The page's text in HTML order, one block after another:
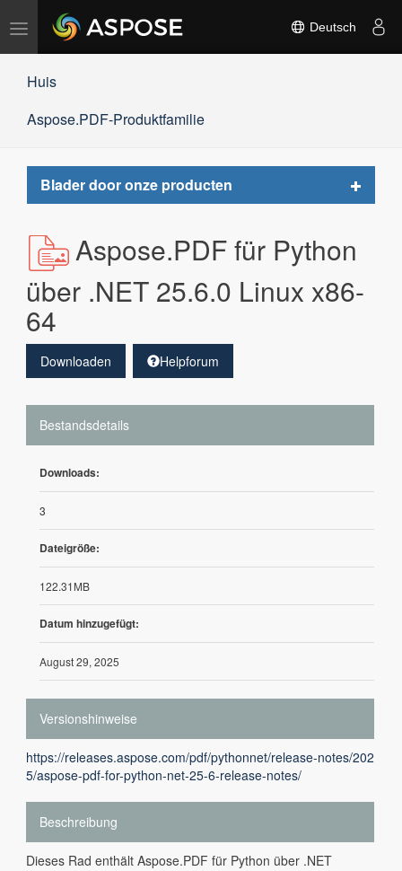
Navigation
umschalten
Deutsch
Huis
Aspose.PDF-Produktfamilie
Blader door onze producten
Toggle
Aspose.PDF für Python
über .NET 25.6.0 Linux x86-
64
Downloaden Helpforum
Bestandsdetails
Downloads:
3
Dateigröße:
122.31MB
Datum hinzugefügt:
August 29, 2025
Versionshinweise
https://releases.aspose.com/pdf/pythonnet/release-notes/202
5/aspose-pdf-for-python-net-25-6-release-notes/
Beschreibung
Dieses Rad enthält Aspose.PDF für Python über .NET